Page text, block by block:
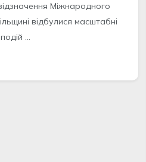
Міжнародного
відбулися масштабні
...